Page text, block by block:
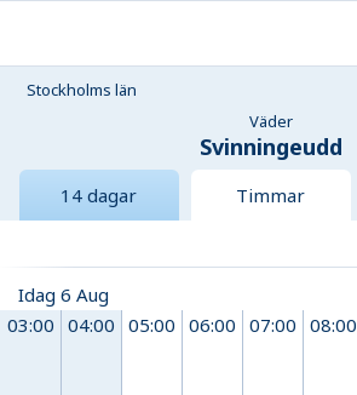
Stockholms län
Väder
Svinningeudd
14 dagar Timmar
Idag 6 Aug
03:00 04:00 05:00 06:00 07:00 08:00